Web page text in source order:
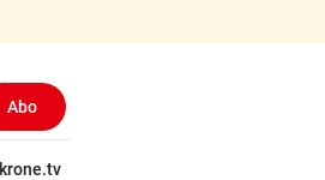
Abo
krone.tv